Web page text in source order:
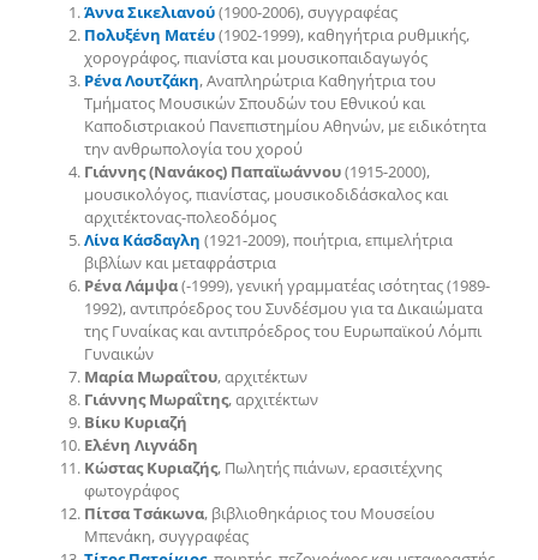
Άννα Σικελιανού(1900-2006), συγγραφέας
Πολυξένη Ματέυ(1902-1999), καθηγήτρια ρυθμικής,
χορογράφος, πιανίστα και μουσικοπαιδαγωγός
Ρένα Λουτζάκη, Αναπληρώτρια Καθηγήτρια του
Τμήματος Μουσικών Σπουδών του Εθνικού και
Καποδιστριακού Πανεπιστημίου Αθηνών, με ειδικότητα
την ανθρωπολογία του χορού
Γιάννης (Νανάκος) Παπαϊωάννου(1915-2000),
μουσικολόγος, πιανίστας, μουσικοδιδάσκαλος και
αρχιτέκτονας-πολεοδόμος
Λίνα Κάσδαγλη (1921-2009), ποιήτρια, επιμελήτρια
βιβλίων και μεταφράστρια
Ρένα Λάμψα(-1999), γενική γραμματέας ισότητας (1989-
1992), αντιπρόεδρος του Συνδέσμου για τα Δικαιώματα
της Γυναίκας και αντιπρόεδρος του Ευρωπαϊκού Λόμπι
Γυναικών
Μαρία Μωραΐτου, αρχιτέκτων
Γιάννης Μωραΐτης, αρχιτέκτων
Βίκυ Κυριαζή
Ελένη Λιγνάδη
Κώστας Κυριαζής, Πωλητής πιάνων, ερασιτέχνης
φωτογράφος
Πίτσα Τσάκωνα, βιβλιοθηκάριος του Μουσείου
Μπενάκη, συγγραφέας